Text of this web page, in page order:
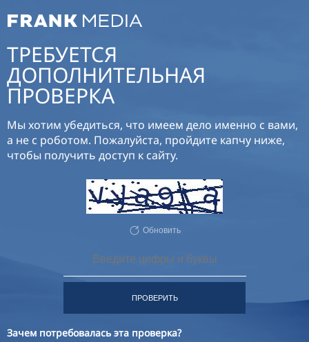
ТРЕБУЕТСЯ
ДОПОЛНИТЕЛЬНАЯ
ПРОВЕРКА
Мы хотим убедиться, что имеем дело именно с вами,
а не с роботом. Пожалуйста, пройдите капчу ниже,
чтобы получить доступ к сайту.
Обновить
ПРОВЕРИТЬ
Зачем потребовалась эта проверка?